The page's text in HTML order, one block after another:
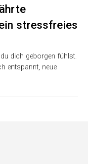
stressfreies
dich geborgen fühlst.
entspannt, neue